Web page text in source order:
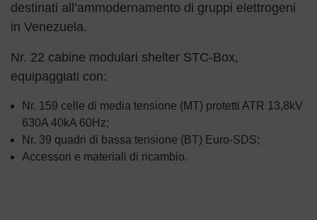
destinati all’ammodernamento di gruppi elettrogeni
in Venezuela.
Nr. 22 cabine modulari shelter STC-Box,
equipaggiati con:
Nr. 159 celle di media tensione (MT) protetti ATR 13,8kV
630A 40kA 60Hz;
Nr. 39 quadri di bassa tensione (BT) Euro-SDS;
Accessori e materiali di ricambio.